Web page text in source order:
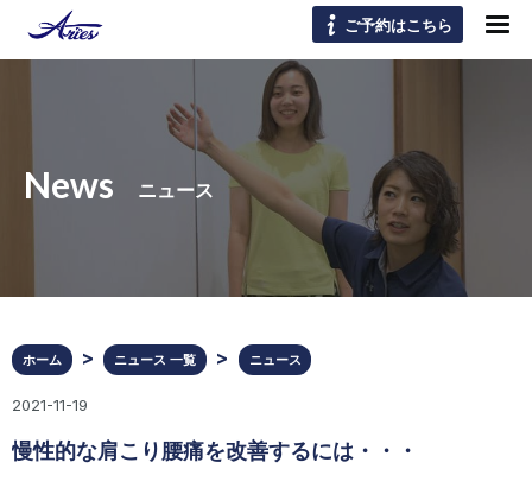
ご予約はこちら
News ニュース
ホーム ニュース 一覧 ニュース
2021-11-19
慢性的な肩こり腰痛を改善するには・・・